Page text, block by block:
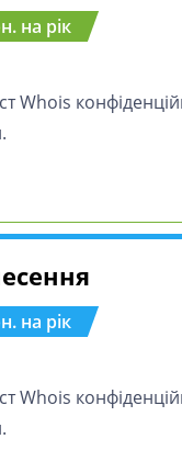
на рік
Whois
на рік
Whois